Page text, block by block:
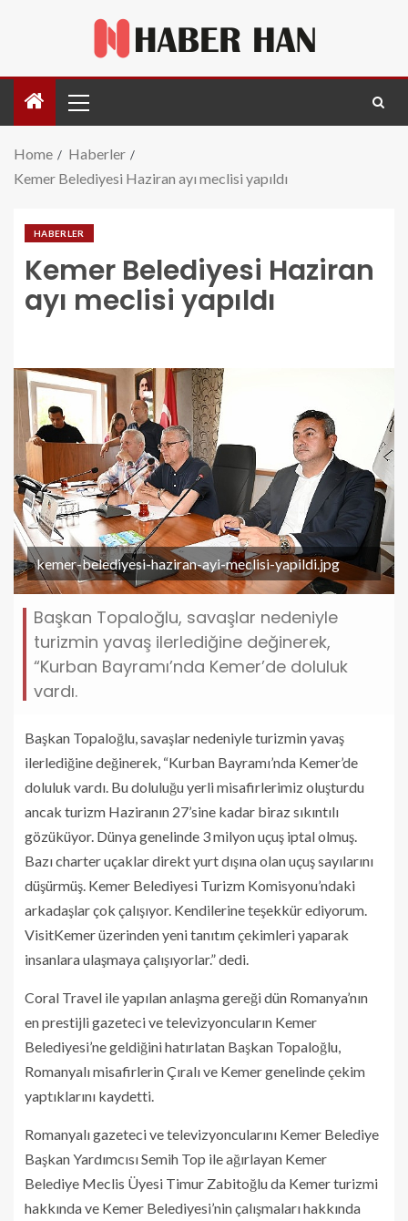
Home
Haberler
Kemer Belediyesi Haziran ayı meclisi yapıldı
HABERLER
Kemer Belediyesi Haziran
ayı meclisi yapıldı
kemer-belediyesi-haziran-ayi-meclisi-yapildi.jpg
Başkan Topaloğlu, savaşlar nedeniyle
turizmin yavaş ilerlediğine değinerek,
“Kurban Bayramı’nda Kemer’de doluluk
vardı.
Başkan Topaloğlu, savaşlar nedeniyle turizmin yavaş
ilerlediğine değinerek, “Kurban Bayramı’nda Kemer’de
doluluk vardı. Bu doluluğu yerli misafirlerimiz oluşturdu
ancak turizm Haziranın 27’sine kadar biraz sıkıntılı
gözüküyor. Dünya genelinde 3 milyon uçuş iptal olmuş.
Bazı charter uçaklar direkt yurt dışına olan uçuş sayılarını
düşürmüş. Kemer Belediyesi Turizm Komisyonu’ndaki
arkadaşlar çok çalışıyor. Kendilerine teşekkür ediyorum.
VisitKemer üzerinden yeni tanıtım çekimleri yaparak
insanlara ulaşmaya çalışıyorlar.” dedi.
Coral Travel ile yapılan anlaşma gereği dün Romanya’nın
en prestijli gazeteci ve televizyoncuların Kemer
Belediyesi’ne geldiğini hatırlatan Başkan Topaloğlu,
Romanyalı misafirlerin Çıralı ve Kemer genelinde çekim
yaptıklarını kaydetti.
Romanyalı gazeteci ve televizyoncularını Kemer Belediye
Başkan Yardımcısı Semih Top ile ağırlayan Kemer
Belediye Meclis Üyesi Timur Zabitoğlu da Kemer turizmi
hakkında ve Kemer Belediyesi’nin çalışmaları hakkında